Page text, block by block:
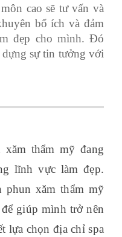
cao sẽ tư vấn và
bổ ích và đảm
đẹp cho mình. Đó
sự tin tưởng với
thẩm mỹ đang
lĩnh vực làm đẹp.
phun xăm thẩm mỹ
giúp mình trở nên
lựa chọn địa chỉ spa